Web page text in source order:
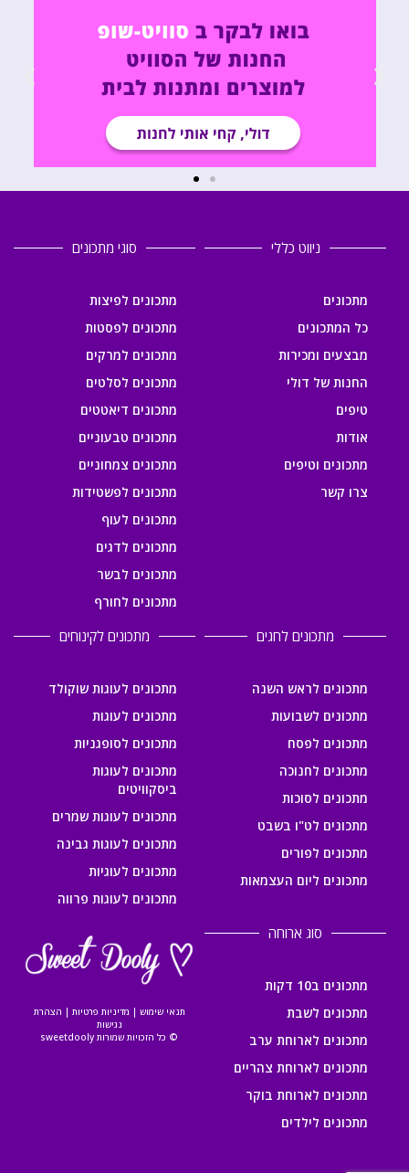
ניווט כללי
מתכונים
כל המתכונים
מבצעים ומכירות
החנות של דולי
טיפים
אודות
מתכונים וטיפים
צרו קשר
סוגי מתכונים
מתכונים לפיצות
מתכונים לפסטות
מתכונים למרקים
מתכונים לסלטים
מתכונים דיאטטים
מתכונים טבעוניים
מתכונים צמחוניים
מתכונים לפשטידות
מתכונים לעוף
מתכונים לדגים
מתכונים לבשר
מתכונים לחורף
מתכונים לחגים
מתכונים לראש השנה
מתכונים לשבועות
מתכונים לפסח
מתכונים לחנוכה
מתכונים לסוכות
מתכונים לט"ו בשבט
מתכונים לפורים
מתכונים ליום העצמאות
מתכונים לקינוחים
מתכונים לעוגות שוקולד
מתכונים לעוגות
מתכונים לסופגניות
מתכונים לעוגות
ביסקוויטים
מתכונים לעוגות שמרים
מתכונים לעוגות גבינה
מתכונים לעוגיות
מתכונים לעוגות פרווה
סוג ארוחה
מתכונים ב10 דקות
מתכונים לשבת
מתכונים לארוחת ערב
מתכונים לארוחת צהריים
מתכונים לארוחת בוקר
מתכונים לילדים
תנאי שימוש | מדיניות פרטיות | הצהרת
נגישות
© כל הזכויות שמורות sweetdooly